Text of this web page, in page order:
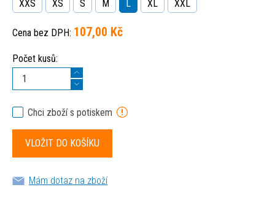
XXS
XS S M L XL XXL
Cena bez DPH: 107,00 Kč
Počet kusů:
Chci zboží s potiskem
Mám dotaz na zboží